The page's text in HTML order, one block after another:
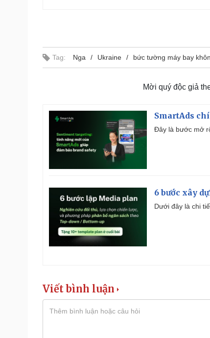
Tag: Nga Ukraine bức tường máy bay
Mời quý độc giả
SmartAds
Đây là bước mở
6 bước xây
Dưới đây là chi
Viết bình luận